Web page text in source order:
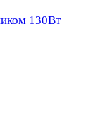
130Вт